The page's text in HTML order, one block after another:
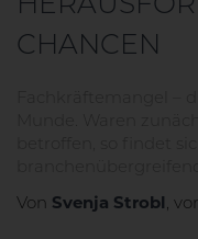
CHANCEN
Von Svenja Strobl , vor